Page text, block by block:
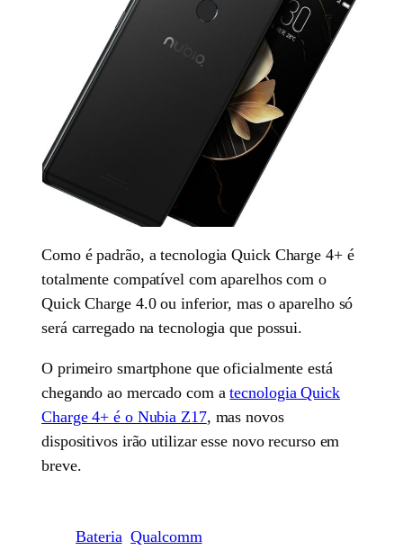
Como é padrão, a tecnologia Quick Charge 4+ é
totalmente compatível com aparelhos com o
Quick Charge 4.0 ou inferior, mas o aparelho só
será carregado na tecnologia que possui.
O primeiro smartphone que oficialmente está
chegando ao mercado com atecnologia Quick
Charge 4+ é o Nubia Z17, mas novos
dispositivos irão utilizar esse novo recurso em
breve.
Bateria Qualcomm